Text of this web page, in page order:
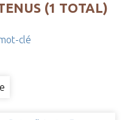
(1 TOTAL)
clé